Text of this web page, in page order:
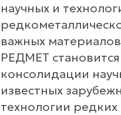
научных и
важных
РЕДМЕТ
консолидации
известных
технологии